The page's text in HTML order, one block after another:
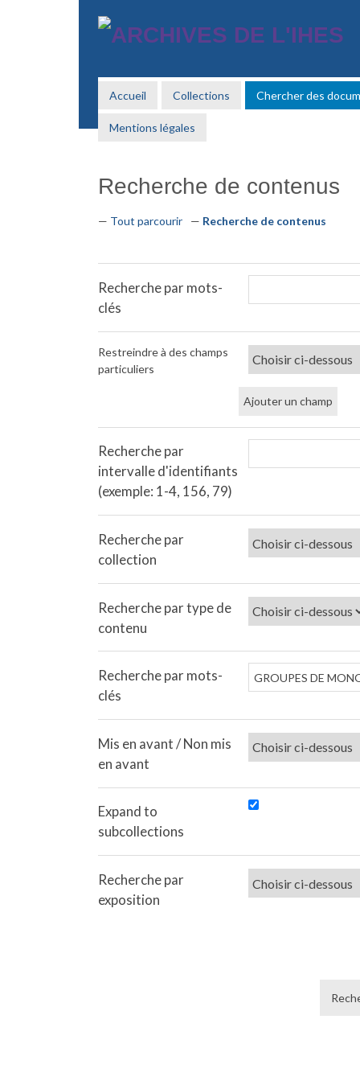
Accueil Collections Chercher des
Mentions légales
Recherche de contenus
Tout parcourir Recherche de contenus
Recherche par mots-
clés
Restreindre à des champs
particuliers
Ajouter un champ
Recherche par
intervalle d'identifiants
(exemple: 1-4, 156, 79)
Recherche par
collection
Recherche par type de
contenu
Recherche par mots-
clés
Mis en avant / Non mis
en avant
Expand to
subcollections
Recherche par
exposition